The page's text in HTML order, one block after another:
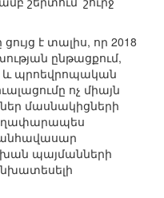
է տալիս, որ 2018
ընթացքում,
պրոեվրոպական
ոչ միայն
մասնակիցների
անհավասար
պայմանների